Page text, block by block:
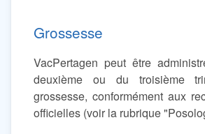
Grossesse
VacPertagen peut être
deuxième ou du troisième
grossesse, conformément aux
officielles (voir la rubrique